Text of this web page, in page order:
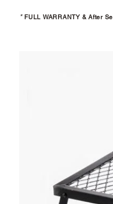
* FULL WARRANTY & After